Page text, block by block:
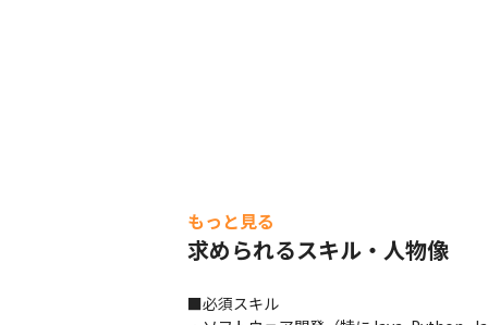
もっと見る
求められるスキル・人物像
■必須スキル